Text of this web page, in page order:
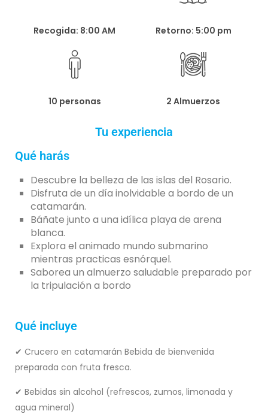
Recogida: 8:00 AM Retorno: 5:00 pm
10 personas 2 Almuerzos
Tu experiencia
Qué harás
Descubre la belleza de las islas del Rosario.
Disfruta de un día inolvidable a bordo de un
catamarán.
Báñate junto a una idílica playa de arena
blanca.
Explora el animado mundo submarino
mientras practicas esnórquel.
Saborea un almuerzo saludable preparado por
la tripulación a bordo
Qué incluye
✔ Crucero en catamarán Bebida de bienvenida
preparada con fruta fresca.
✔ Bebidas sin alcohol (refrescos, zumos, limonada y
agua mineral)